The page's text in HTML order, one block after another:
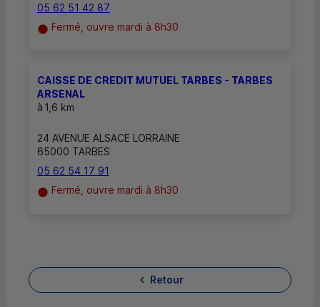
05 62 51 42 87
Fermé, ouvre mardi à 8h30
CAISSE DE CREDIT MUTUEL TARBES - TARBES
ARSENAL
à 1,6 km
24 AVENUE ALSACE LORRAINE
65000 TARBES
05 62 54 17 91
Fermé, ouvre mardi à 8h30
Retour